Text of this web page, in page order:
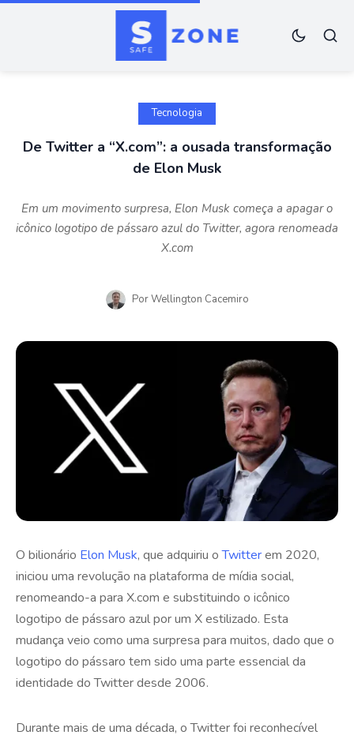
Tecnologia
De Twitter a “X.com”: a ousada transformação
de Elon Musk
Em um movimento surpresa, Elon Musk começa a apagar o
icônico logotipo de pássaro azul do Twitter, agora renomeada
X.com
PorWellington Cacemiro
O bilionário Elon Musk, que adquiriu oTwitterem 2020,
iniciou uma revolução na plataforma de mídia social,
renomeando-a para X.com e substituindo o icônico
logotipo de pássaro azul por um X estilizado. Esta
mudança veio como uma surpresa para muitos, dado que o
logotipo do pássaro tem sido uma parte essencial da
identidade do Twitter desde 2006.
Durante mais de uma década, o Twitter foi reconhecível